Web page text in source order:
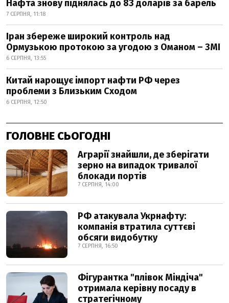
Нафта знову піднялась до 83 доларів за барель
7 СЕРПНЯ, 11:18
Іран збереже широкий контроль над
Ормузькою протокою за угодою з Оманом – ЗМІ
6 СЕРПНЯ, 13:55
Китай нарощує імпорт нафти РФ через
проблеми з Близьким Сходом
6 СЕРПНЯ, 12:50
ГОЛОВНЕ СЬОГОДНІ
Аграрії знайшли, де зберігати
зерно на випадок тривалої
блокади портів
7 СЕРПНЯ, 14:00
РФ атакувала Укрнафту:
компанія втратила суттєві
обсяги видобутку
7 СЕРПНЯ, 16:50
Фігурантка "плівок Міндіча"
отримала керівну посаду в
стратегічному